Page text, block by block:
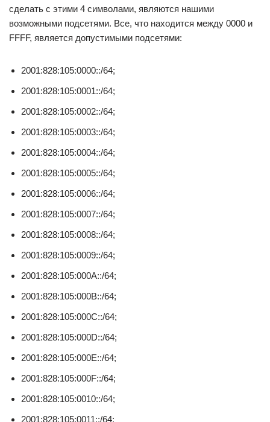
сделать с этими 4 символами, являются нашими
возможными подсетями. Все, что находится между 0000 и
FFFF, является допустимыми подсетями:
2001:828:105:0000::/64;
2001:828:105:0001::/64;
2001:828:105:0002::/64;
2001:828:105:0003::/64;
2001:828:105:0004::/64;
2001:828:105:0005::/64;
2001:828:105:0006::/64;
2001:828:105:0007::/64;
2001:828:105:0008::/64;
2001:828:105:0009::/64;
2001:828:105:000A::/64;
2001:828:105:000B::/64;
2001:828:105:000C::/64;
2001:828:105:000D::/64;
2001:828:105:000E::/64;
2001:828:105:000F::/64;
2001:828:105:0010::/64;
2001:828:105:0011::/64;